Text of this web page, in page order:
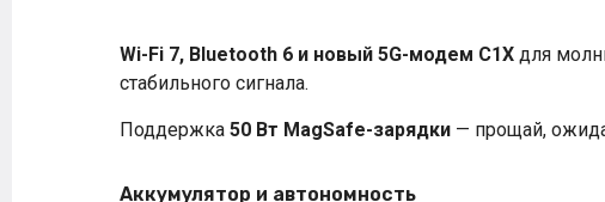
Wi-Fi 7, Bluetooth 6 и новый 5G-модем C1X для
стабильного сигнала.
Поддержка 50 Вт MagSafe-зарядки — прощай,
Аккумулятор и автономность